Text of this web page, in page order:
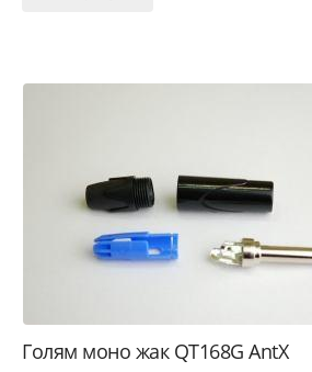
Голям моно жак QT168G AntX